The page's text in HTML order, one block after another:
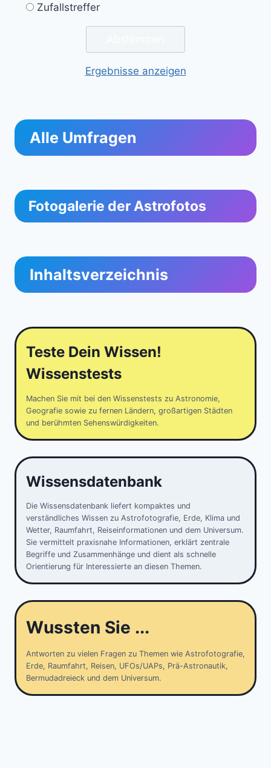
Zufallstreffer
Ergebnisse anzeigen
Alle Umfragen
Fotogalerie der Astrofotos
Inhaltsverzeichnis
Teste Dein Wissen!
Wissenstests
Machen Sie mit bei den Wissenstests zu Astronomie,
Geografie sowie zu fernen Ländern, großartigen Städten
und berühmten Sehenswürdigkeiten.
Wissensdatenbank
Die Wissensdatenbank liefert kompaktes und
verständliches Wissen zu Astrofotografie, Erde, Klima und
Wetter, Raumfahrt, Reiseinformationen und dem Universum.
Sie vermittelt praxisnahe Informationen, erklärt zentrale
Begriffe und Zusammenhänge und dient als schnelle
Orientierung für Interessierte an diesen Themen.
Wussten Sie ...
Antworten zu vielen Fragen zu Themen wie Astrofotografie,
Erde, Raumfahrt, Reisen, UFOs/UAPs, Prä-Astronautik,
Bermudadreieck und dem Universum.